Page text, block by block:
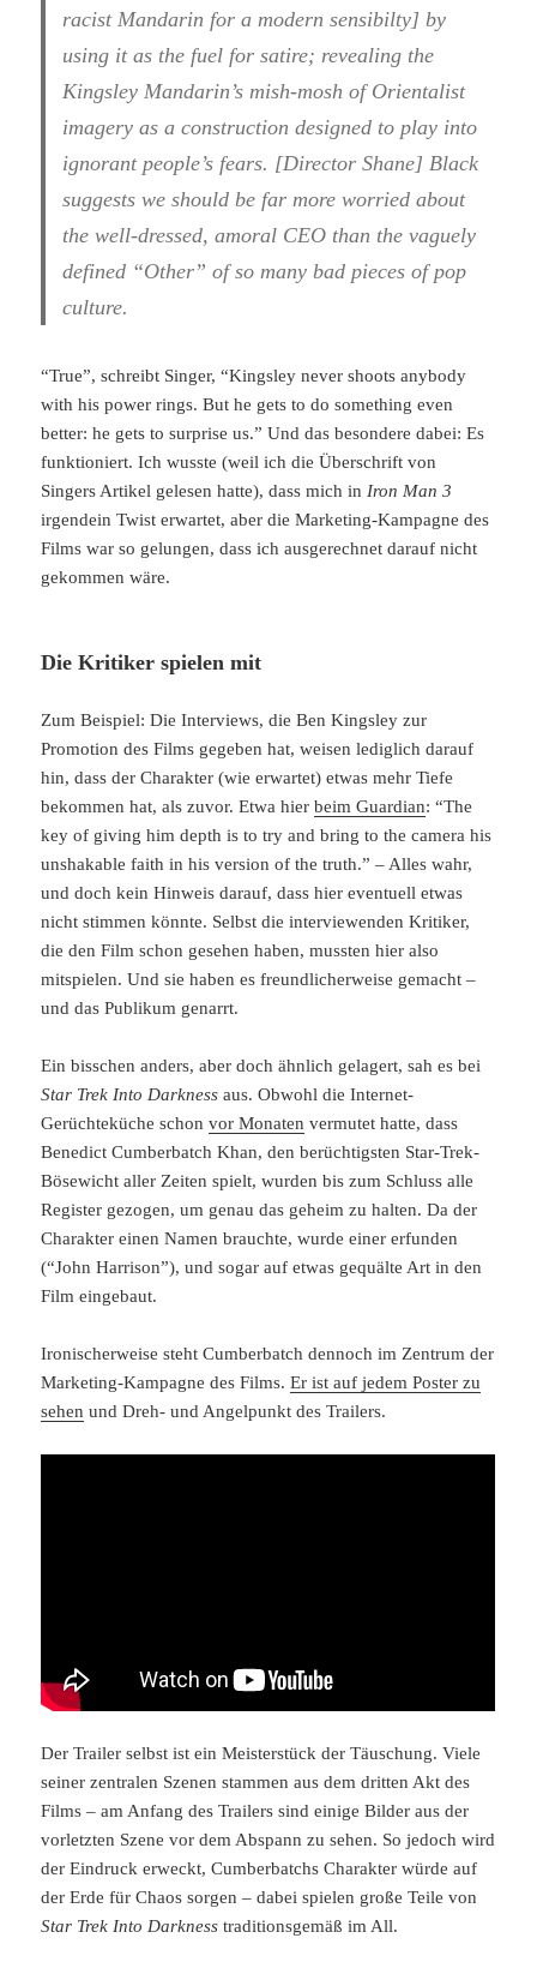
racist Mandarin for a modern sensibilty] by
using it as the fuel for satire; revealing the
Kingsley Mandarin’s mish-mosh of Orientalist
imagery as a construction designed to play into
ignorant people’s fears. [Director Shane] Black
suggests we should be far more worried about
the well-dressed, amoral CEO than the vaguely
defined “Other” of so many bad pieces of pop
culture.
“True”, schreibt Singer, “Kingsley never shoots anybody
with his power rings. But he gets to do something even
better: he gets to surprise us.” Und das besondere dabei: Es
funktioniert. Ich wusste (weil ich die Überschrift von
Singers Artikel gelesen hatte), dass mich in Iron Man 3
irgendein Twist erwartet, aber die Marketing-Kampagne des
Films war so gelungen, dass ich ausgerechnet darauf nicht
gekommen wäre.
Die Kritiker spielen mit
Zum Beispiel: Die Interviews, die Ben Kingsley zur
Promotion des Films gegeben hat, weisen lediglich darauf
hin, dass der Charakter (wie erwartet) etwas mehr Tiefe
bekommen hat, als zuvor. Etwa hierbeim Guardian: “The
key of giving him depth is to try and bring to the camera his
unshakable faith in his version of the truth.” – Alles wahr,
und doch kein Hinweis darauf, dass hier eventuell etwas
nicht stimmen könnte. Selbst die interviewenden Kritiker,
die den Film schon gesehen haben, mussten hier also
mitspielen. Und sie haben es freundlicherweise gemacht –
und das Publikum genarrt.
Ein bisschen anders, aber doch ähnlich gelagert, sah es bei
Star Trek Into Darkness aus. Obwohl die Internet-
Gerüchteküche schonvor Monaten vermutet hatte, dass
Benedict Cumberbatch Khan, den berüchtigsten Star-Trek-
Bösewicht aller Zeiten spielt, wurden bis zum Schluss alle
Register gezogen, um genau das geheim zu halten. Da der
Charakter einen Namen brauchte, wurde einer erfunden
(“John Harrison”), und sogar auf etwas gequälte Art in den
Film eingebaut.
Ironischerweise steht Cumberbatch dennoch im Zentrum der
Marketing-Kampagne des Films.Er ist auf jedem Poster zu
sehen und Dreh- und Angelpunkt des Trailers.
Der Trailer selbst ist ein Meisterstück der Täuschung. Viele
seiner zentralen Szenen stammen aus dem dritten Akt des
Films – am Anfang des Trailers sind einige Bilder aus der
vorletzten Szene vor dem Abspann zu sehen. So jedoch wird
der Eindruck erweckt, Cumberbatchs Charakter würde auf
der Erde für Chaos sorgen – dabei spielen große Teile von
Star Trek Into Darkness traditionsgemäß im All.